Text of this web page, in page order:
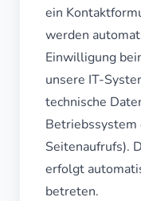
ein
werden
Einwilligung
unsere IT-
technische
Betriebssystem
Seitenaufrufs).
erfolgt
betreten.